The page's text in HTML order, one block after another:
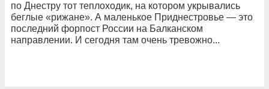
по Днестру тот теплоходик, на котором укрывались
беглые «рижане». А маленькое Приднестровье — это
последний форпост России на Балканском
направлении. И сегодня там очень тревожно...